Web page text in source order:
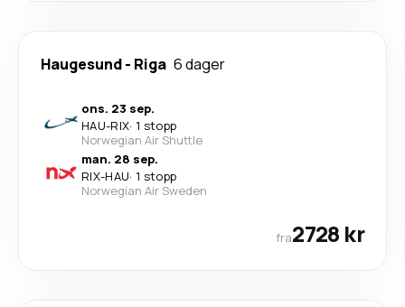
Haugesund- Riga 6 dager
ons. 23 sep.
HAU-RIX· 1 stopp
Norwegian Air Shuttle
man. 28 sep.
RIX-HAU· 1 stopp
Norwegian Air Sweden
fra2728 kr